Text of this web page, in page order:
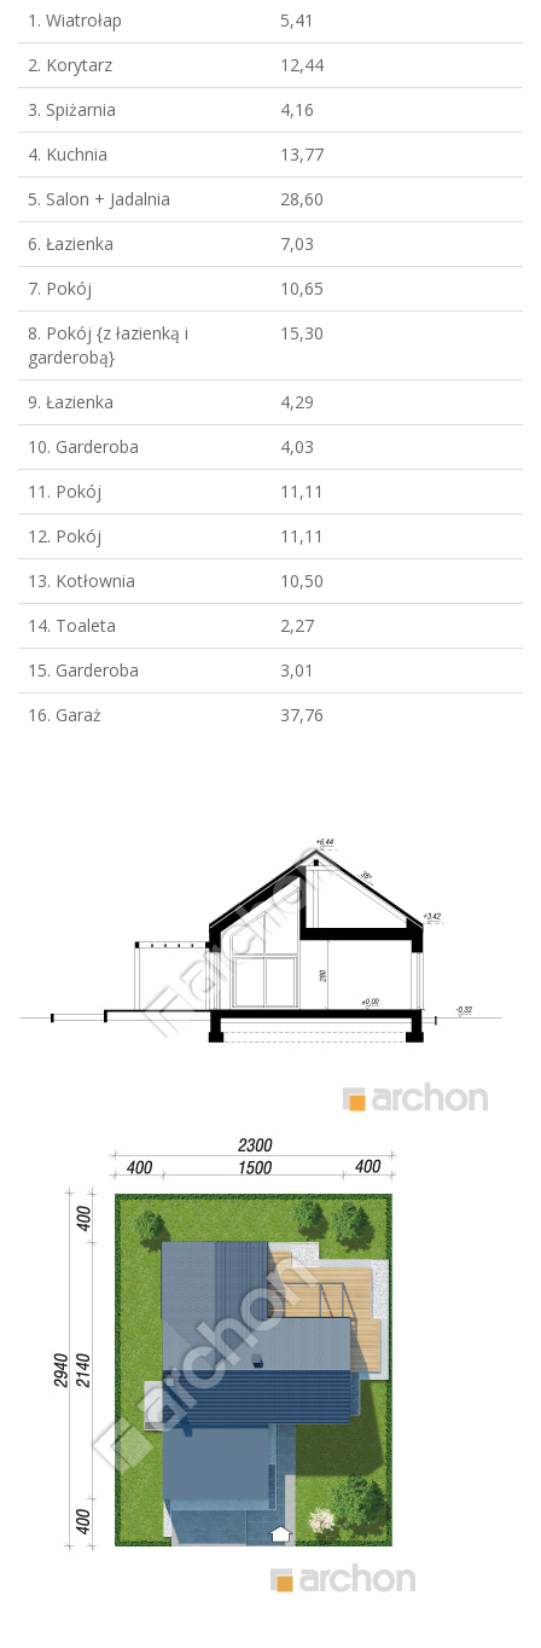
1. Wiatrołap
5,41
2. Korytarz
12,44
3. Spiżarnia
4,16
4. Kuchnia
13,77
5. Salon + Jadalnia
28,60
6. Łazienka
7,03
7. Pokój
10,65
8. Pokój {z łazienką i
garderobą}
15,30
9. Łazienka
4,29
10. Garderoba
4,03
11. Pokój
11,11
12. Pokój
11,11
13. Kotłownia
10,50
14. Toaleta
2,27
15. Garderoba
3,01
16. Garaż
37,76